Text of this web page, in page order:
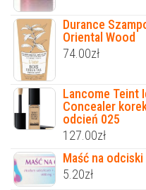
Durance
Oriental Wood
74.00zł
Lancome Teint
Concealer
odcień 025
127.00zł
Maść na odciski
5.20zł